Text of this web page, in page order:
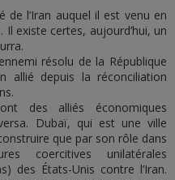
l’Iran auquel il est venu en
Il existe certes, aujourd’hui, un
résolu de la République
allié depuis la réconciliation
des alliés économiques
Dubaï, qui est une ville
que par son rôle dans
coercitives unilatérales
des États-Unis contre l’Iran.